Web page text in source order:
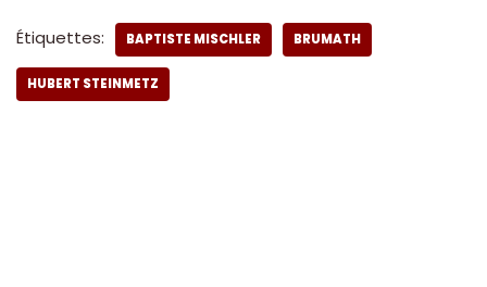
Étiquettes: BAPTISTE MISCHLER BRUMATH
HUBERT STEINMETZ